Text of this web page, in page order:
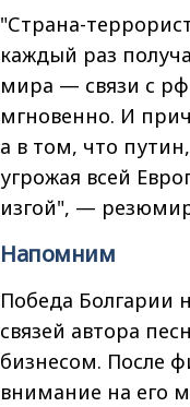
"Страна-
каждый раз
мира — связи с
мгновенно. И
а в том, что
угрожая всей
изгой", —
Напомним
Победа Болгарии
связей автора
бизнесом. После
внимание на его